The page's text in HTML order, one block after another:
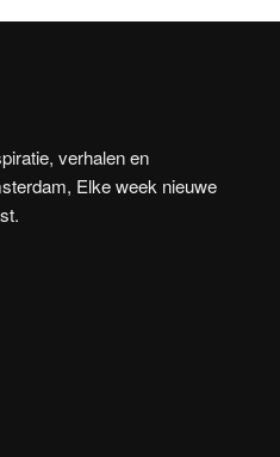
verhalen en
Elke week nieuwe